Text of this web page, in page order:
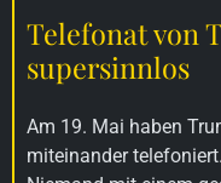
Telefonat von
supersinnlos
Am 19. Mai haben
miteinander